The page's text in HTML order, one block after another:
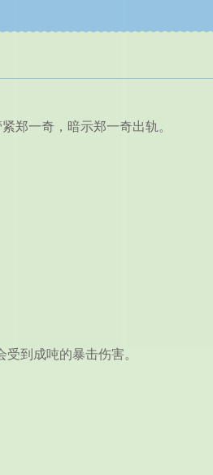
郑一奇，暗示郑一奇出轨。
到成吨的暴击伤害。